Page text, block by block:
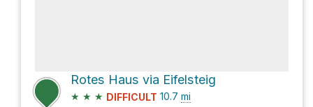
Rotes Haus via Eifelsteig
★ ★ ★ DIFFICULT 10.7 mi